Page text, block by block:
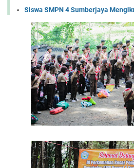
Siswa SMPN 4 Sumberjaya